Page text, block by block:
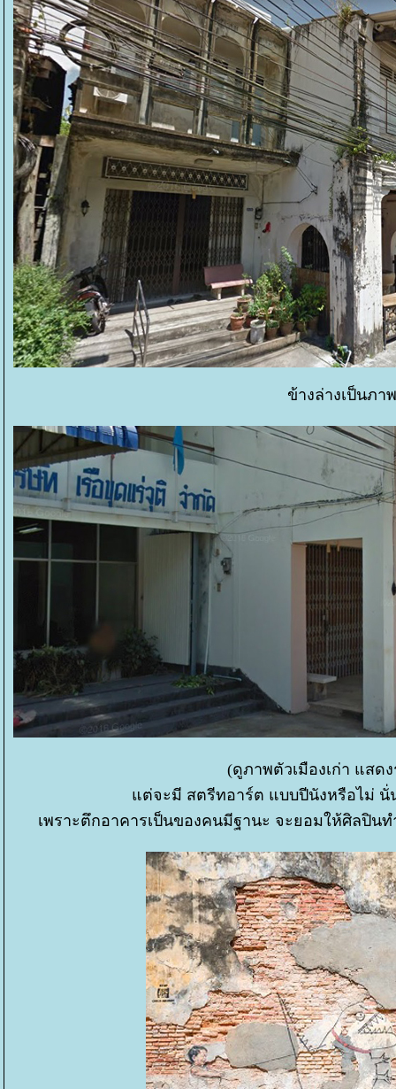
ข้างล่างเป็นภ
(ดูภาพตัวเมืองเก่า แส
ต่จะมี สตรีทอาร์ต แบบปีนังหรือไม่
เพราะตึกอาคารเป็นของคนมีฐานะ จะยอมให้ศิลปิน